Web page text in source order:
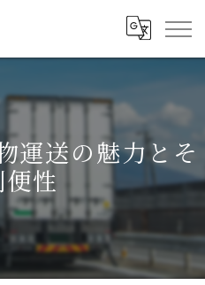
運送の魅力とそ
性